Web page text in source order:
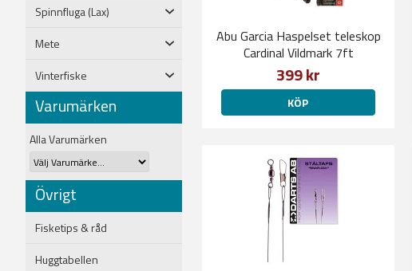
Spinnfluga (Lax)
Mete
Vinterfiske
Varumärken
Alla Varumärken
Övrigt
Fisketips & råd
Huggtabellen
Abu Garcia Haspelset teleskop
Cardinal Vildmark 7ft
399 kr
KÖP